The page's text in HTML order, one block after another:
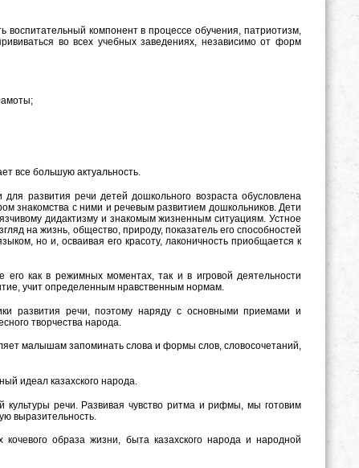
компонент в процессе обучения, патриотизм,
во всех учебных заведениях, независимо от форм
все большую актуальность.
развития речи детей дошкольного возраста обусловлена
знакомства с ними и речевым развитием дошкольников. Дети
дидактизму и знакомым жизненным ситуациям. Устное
на жизнь, общество, природу, показатель его способностей
но и, осваивая его красоту, лаконичность приобщается к
как в режимных моментах, так и в игровой деятельности
учит определенным нравственным нормам.
развития речи, поэтому наряду с основными приемами и
творчества народа.
малышам запоминать слова и формы слов, словосочетаний,
идеал казахского народа.
культуры речи. Развивая чувство ритма и рифмы, мы готовим
выразительность.
образа жизни, быта казахского народа и народной